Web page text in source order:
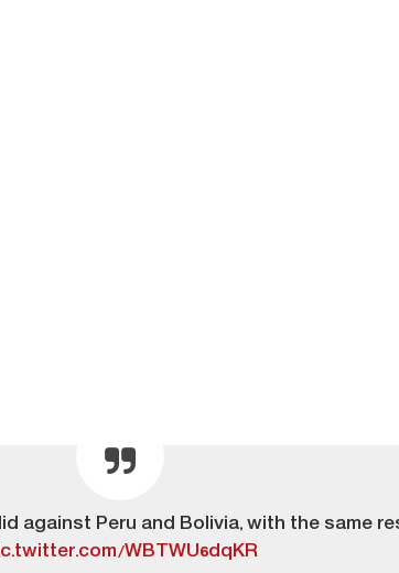
against Peru and Bolivia, with the same
WBTWU6dqKR